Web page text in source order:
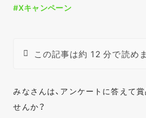
#Xキャンペーン
この記事は約 12 分で読め
みなさんは、アンケートに答えて
せんか？